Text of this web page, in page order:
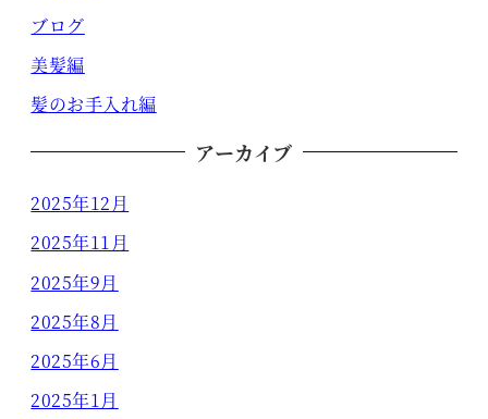
ブログ
美髪編
髪のお手入れ編
アーカイブ
2025年12月
2025年11月
2025年9月
2025年8月
2025年6月
2025年1月